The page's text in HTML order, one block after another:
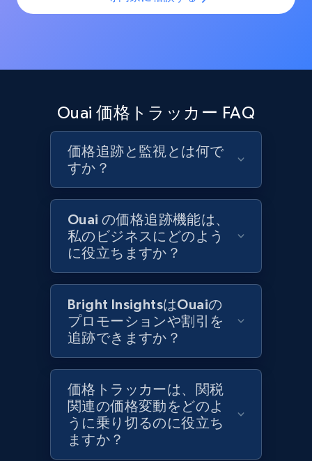
price, Currency, Sold, and more.
Target
URL, Product id, Title, Product description,
Rating, Reviews count, Initial price, Discount,
and more.
175+ 今すぐ始める
URL, Product id, Title, Product description,
Rating, Reviews count, Initial price, Discount,
and more.
1.3K+ 175+ 今すぐ始める
Target - Discover products by category url
Ouai 価格トラッカー FAQ
価格追跡と監視とは何で
すか？
Ouai の価格追跡機能は、
私のビジネスにどのよう
に役立ちますか？
Bright InsightsはOuaiの
プロモーションや割引を
追跡できますか？
価格トラッカーは、関税
関連の価格変動をどのよ
うに乗り切るのに役立ち
ますか？